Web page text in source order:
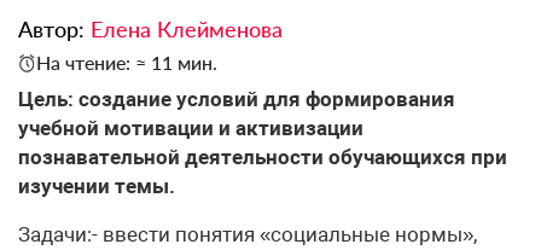
Автор: Елена Клейменова
На чтение: ≈ 11 мин.
Цель: создание условий для формирования
учебной мотивации и активизации
познавательной деятельности обучающихся при
изучении темы.
Задачи:- ввести понятия «социальные нормы»,